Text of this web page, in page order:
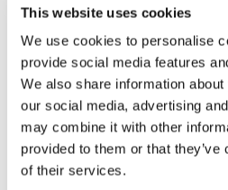
This website uses cookies
We use cookies to personalise
provide social media features
We also share information
our social media, advertising
may combine it with other
provided to them or that
of their services.
en el ordenador de la víctima se han
dominios de la red fast-flux del
Bredolab descargaba en el ordenador
Trojan-Spy.Win32.Zbot,
Trojan-Spy.Win32.SpyEyes,
Trojan-Spy.Win32.BZub,